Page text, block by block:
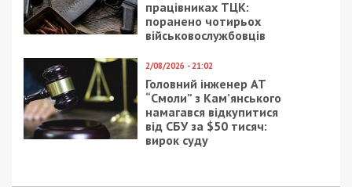
працівниках ТЦК:
поранено чотирьох
військовослужбовців
2/08/2026 - 21:02
Головний інженер АТ
“Смоли” з Кам’янського
намагався відкупитися
від СБУ за $50 тисяч:
вирок суду